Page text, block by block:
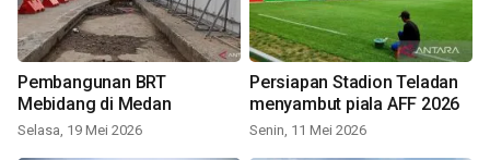
Pembangunan BRT
Mebidang di Medan
Selasa, 19 Mei 2026
Persiapan Stadion Teladan
menyambut piala AFF 2026
Senin, 11 Mei 2026